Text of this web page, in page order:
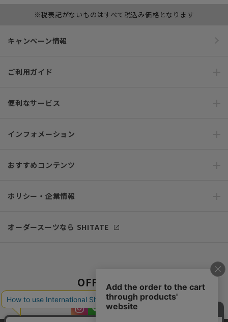
※税表記がないものはすべて税込み価格となります
キャンペーン情報
ご利用ガイド
便利なサービス
インフォメーション
おすすめコンテンツ
ポリシー・企業情報
オーダースーツなら SHITATE
OFFICIAL SNS